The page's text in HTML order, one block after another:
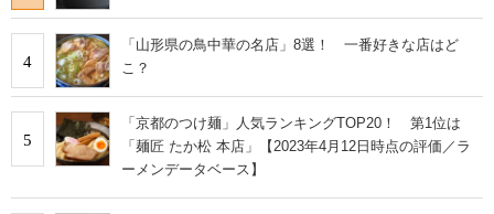
4
「山形県の鳥中華の名店」8選！ 一番好きな店はど
こ？
5
「京都のつけ麺」人気ランキングTOP20！ 第1位は
「麺匠 たか松 本店」【2023年4月12日時点の評価／ラ
ーメンデータベース】